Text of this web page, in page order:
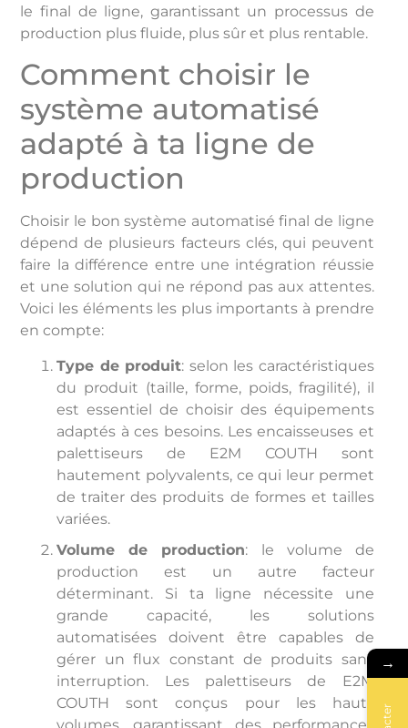
le final de ligne, garantissant un processus de
production plus fluide, plus sûr et plus rentable.
Comment choisir le
système automatisé
adapté à ta ligne de
production
Choisir le bon système automatisé final de ligne
dépend de plusieurs facteurs clés, qui peuvent
faire la différence entre une intégration réussie
et une solution qui ne répond pas aux attentes.
Voici les éléments les plus importants à prendre
en compte:
Type de produit: selon les caractéristiques
du produit (taille, forme, poids, fragilité), il
est essentiel de choisir des équipements
adaptés à ces besoins. Les encaisseuses et
palettiseurs de E2M COUTH sont
hautement polyvalents, ce qui leur permet
de traiter des produits de formes et tailles
variées.
Volume de production: le volume de
production est un autre facteur
déterminant. Si ta ligne nécessite une
grande capacité, les solutions
automatisées doivent être capables de
gérer un flux constant de produits sans
interruption. Les palettiseurs de E2M
COUTH sont conçus pour les hauts
volumes, garantissant des performances
→